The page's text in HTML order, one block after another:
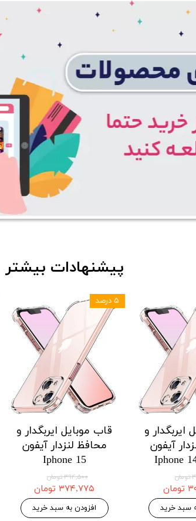
قاب موبایل ایربگدار و
محافظ لنزدار آیفون
Iphone 15
۳۹۴,۵۰۰ تومان
۳۷۴,۷۷۵ تومان
افزودن به سبد خرید
۵ درصد
ایربگدار و
آیفون
Iphone
سبد خرید
پیشنهادات بیشتر